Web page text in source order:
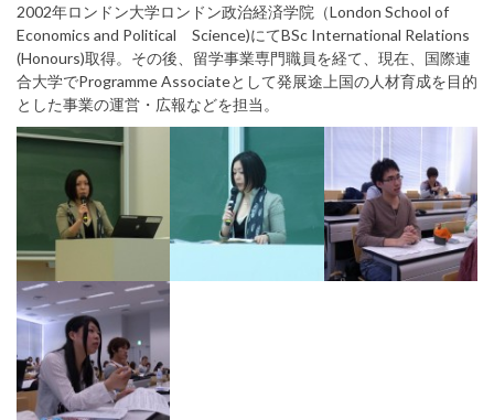
2002年ロンドン大学ロンドン政治経済学院（London School of
Economics and Political Science)にてBSc International Relations
(Honours)取得。その後、留学事業専門職員を経て、現在、国際連
合大学でProgramme Associateとして発展途上国の人材育成を目的
とした事業の運営・広報などを担当。